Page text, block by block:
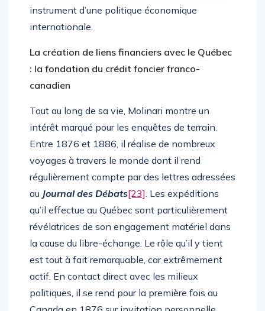
instrument d’une politique économique
internationale.
La création de liens financiers avec le Québec
: la fondation du crédit foncier franco-
canadien
Tout au long de sa vie, Molinari montre un
intérêt marqué pour les enquêtes de terrain.
Entre 1876 et 1886, il réalise de nombreux
voyages à travers le monde dont il rend
régulièrement compte par des lettres adressées
au Journal des Débats[23] . Les expéditions
qu’il effectue au Québec sont particulièrement
révélatrices de son engagement matériel dans
la cause du libre-échange. Le rôle qu’il y tient
est tout à fait remarquable, car extrêmement
actif. En contact direct avec les milieux
politiques, il se rend pour la première fois au